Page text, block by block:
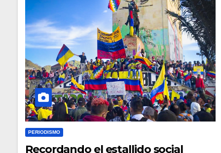
PERIODISMO
Recordando el estallido social